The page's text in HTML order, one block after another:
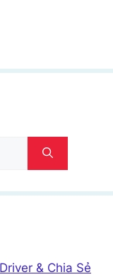
& Chia Sẻ